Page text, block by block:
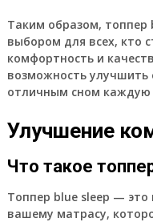
Таким образом, топпер
выбором для всех, кто
комфортность и
возможность улучшить
отличным сном каждую
Улучшение
Что такое
Топпер blue sleep — это
вашему матрасу,